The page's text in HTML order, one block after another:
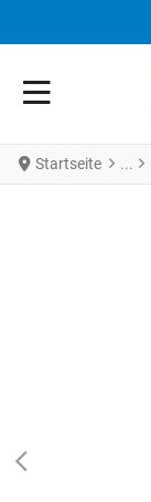
Startseite